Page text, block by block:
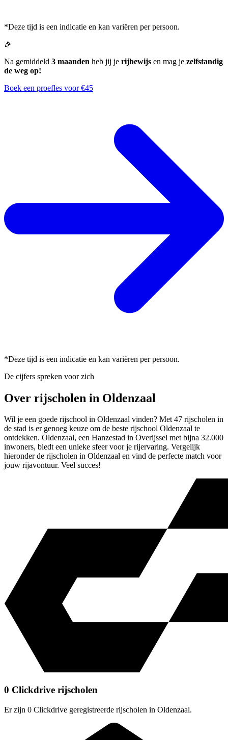
*Deze tijd is een indicatie en kan variëren per persoon.
🎉
Na gemiddeld 3 maanden heb jij je rijbewijs en mag je zelfstandig
de weg op!
Boek een proefles voor €45
*Deze tijd is een indicatie en kan variëren per persoon.
De cijfers spreken voor zich
Over rijscholen in Oldenzaal
Wil je een goede rijschool in Oldenzaal vinden? Met 47 rijscholen in
de stad is er genoeg keuze om de beste rijschool Oldenzaal te
ontdekken. Oldenzaal, een Hanzestad in Overijssel met bijna 32.000
inwoners, biedt een unieke sfeer voor je rijervaring. Vergelijk
hieronder de rijscholen in Oldenzaal en vind de perfecte match voor
jouw rijavontuur. Veel succes!
0 Clickdrive rijscholen
Er zijn 0 Clickdrive geregistreerde rijscholen in Oldenzaal.